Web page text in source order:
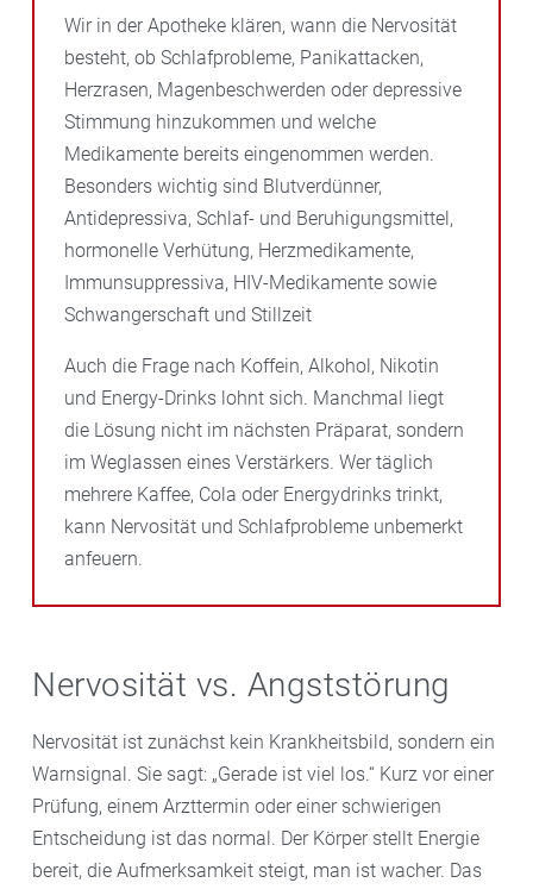
Wir in der Apotheke klären, wann die Nervosität
besteht, ob Schlafprobleme, Panikattacken,
Herzrasen, Magenbeschwerden oder depressive
Stimmung hinzukommen und welche
Medikamente bereits eingenommen werden.
Besonders wichtig sind Blutverdünner,
Antidepressiva, Schlaf- und Beruhigungsmittel,
hormonelle Verhütung, Herzmedikamente,
Immunsuppressiva, HIV-Medikamente sowie
Schwangerschaft und Stillzeit
Auch die Frage nach Koffein, Alkohol, Nikotin
und Energy-Drinks lohnt sich. Manchmal liegt
die Lösung nicht im nächsten Präparat, sondern
im Weglassen eines Verstärkers. Wer täglich
mehrere Kaffee, Cola oder Energydrinks trinkt,
kann Nervosität und Schlafprobleme unbemerkt
anfeuern.
Nervosität vs. Angststörung
Nervosität ist zunächst kein Krankheitsbild, sondern ein
Warnsignal. Sie sagt: „Gerade ist viel los.“ Kurz vor einer
Prüfung, einem Arzttermin oder einer schwierigen
Entscheidung ist das normal. Der Körper stellt Energie
bereit, die Aufmerksamkeit steigt, man ist wacher. Das